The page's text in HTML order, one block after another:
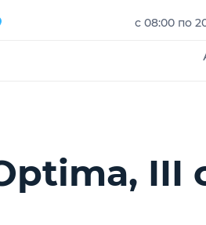
с 08:00 по
III